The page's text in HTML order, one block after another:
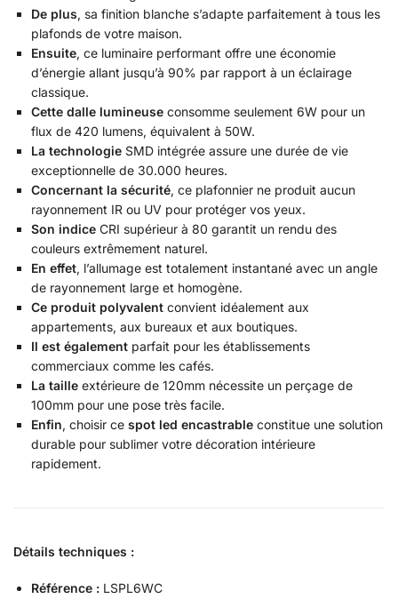
De plus, sa finition blanche s’adapte parfaitement à tous les
plafonds de votre maison.
Ensuite, ce luminaire performant offre une économie
d’énergie allant jusqu’à 90% par rapport à un éclairage
classique.
Cette dalle lumineuse consomme seulement 6W pour un
flux de 420 lumens, équivalent à 50W.
La technologie SMD intégrée assure une durée de vie
exceptionnelle de 30.000 heures.
Concernant la sécurité, ce plafonnier ne produit aucun
rayonnement IR ou UV pour protéger vos yeux.
Son indice CRI supérieur à 80 garantit un rendu des
couleurs extrêmement naturel.
En effet, l’allumage est totalement instantané avec un angle
de rayonnement large et homogène.
Ce produit polyvalent convient idéalement aux
appartements, aux bureaux et aux boutiques.
Il est également parfait pour les établissements
commerciaux comme les cafés.
La taille extérieure de 120mm nécessite un perçage de
100mm pour une pose très facile.
Enfin, choisir ce spot led encastrable constitue une solution
durable pour sublimer votre décoration intérieure
rapidement.
Détails techniques :
Référence : LSPL6WC